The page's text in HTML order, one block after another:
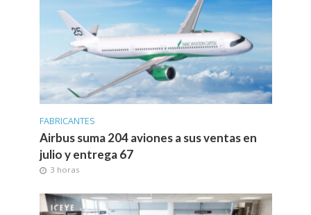
FABRICANTES
Airbus suma 204 aviones a sus ventas en
julio y entrega 67
3 horas